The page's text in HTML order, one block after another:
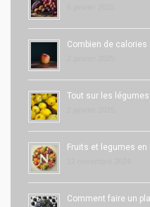
Combien de
Tout sur les
Fruits et legumes en
Comment faire un